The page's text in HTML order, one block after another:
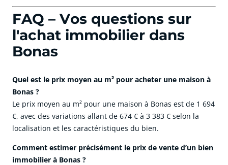
FAQ – Vos questions sur
l'achat immobilier dans
Bonas
Quel est le prix moyen au m² pour acheter une maison à
Bonas ?
Le prix moyen au m² pour une maison à Bonas est de 1 694
€, avec des variations allant de 674 € à 3 383 € selon la
localisation et les caractéristiques du bien.
Comment estimer précisément le prix de vente d’un bien
immobilier à Bonas ?